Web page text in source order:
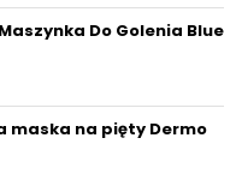
Do Golenia Blue
maska na pięty Dermo